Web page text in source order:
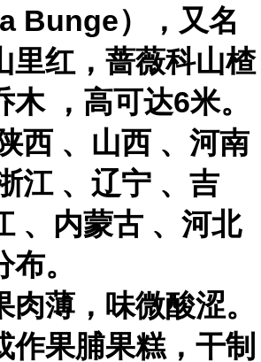
Bunge），又名
里红，蔷薇科山楂
木
，高可达6米。
西 、 山西 、 河南
江 、 辽宁 、吉
、 内蒙古 、河北
。
薄，味微酸涩。
作果脯果糕，干制